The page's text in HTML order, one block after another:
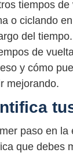
tiempos
o ciclando
del
de
y cómo
mejorando.
paso en la
que debes